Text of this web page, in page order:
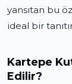
yansıtan bu
ideal bir
Kartepe
Edilir?